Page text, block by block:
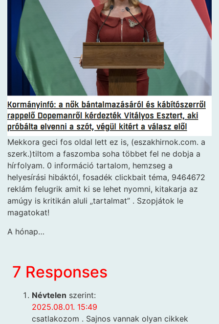
Mekkora geci fos oldal lett ez is, (eszakhirnok.com. a
szerk.)tiltom a faszomba soha többet fel ne dobja a
hírfolyam. 0 információ tartalom, hemzseg a
helyesírási hibáktól, fosadék clickbait téma, 9464672
reklám felugrik amit ki se lehet nyomni, kitakarja az
amúgy is kritikán aluli „tartalmat” . Szopjátok le
magatokat!
A hónap…
7 Responses
Névtelen szerint:
2025.08.01. 15:49
csatlakozom . Sajnos vannak olyan cikkek